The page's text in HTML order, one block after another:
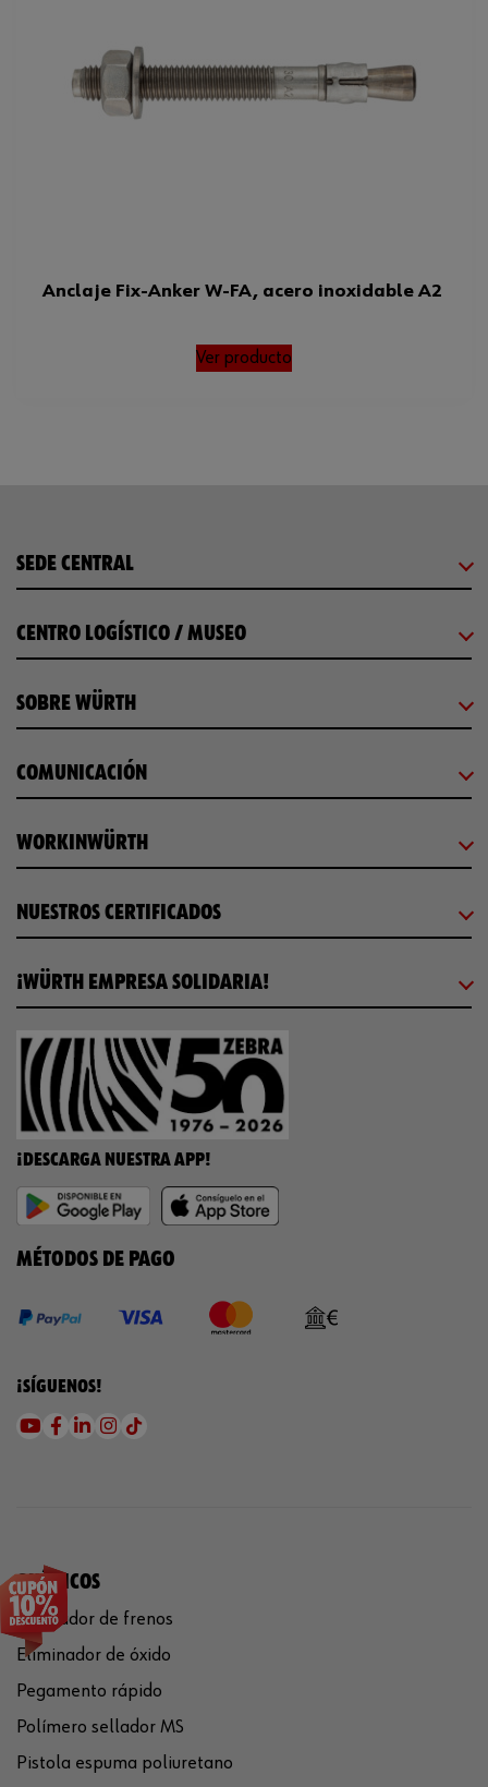
Anclaje Fix-Anker W-FA, acero inoxidable A2
Ver producto
SEDE CENTRAL
CENTRO LOGÍSTICO / MUSEO
SOBRE WÜRTH
COMUNICACIÓN
WORKINWÜRTH
NUESTROS CERTIFICADOS
¡WÜRTH EMPRESA SOLIDARIA!
¡DESCARGA NUESTRA APP!
MÉTODOS DE PAGO
¡SÍGUENOS!
QUÍMICOS
Limpiador de frenos
Eliminador de óxido
Pegamento rápido
Polímero sellador MS
Pistola espuma poliuretano